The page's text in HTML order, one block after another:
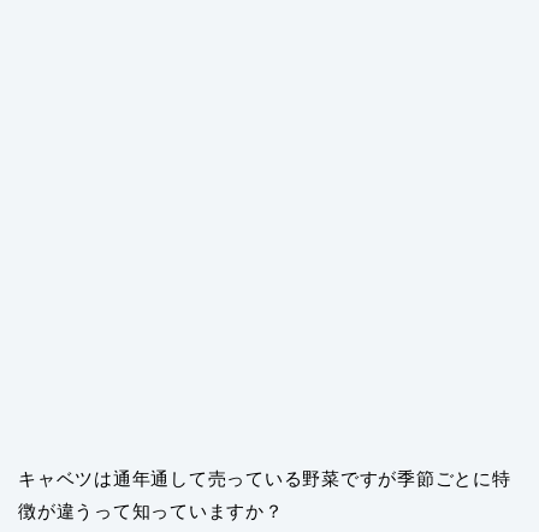
キャベツは通年通して売っている野菜ですが季節ごとに特
徴が違うって知っていますか？